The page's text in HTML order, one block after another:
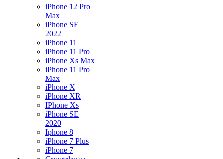
iPhone 12 Pro
Max
iPhone SE
2022
iPhone 11
iPhone 11 Pro
iPhone Xs Max
iPhone 11 Pro
Max
iPhone X
iPhone XR
IPhone Xs
iPhone SE
2020
Iphone 8
iPhone 7 Plus
iPhone 7